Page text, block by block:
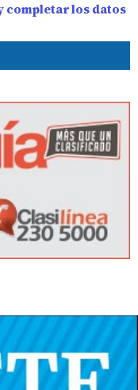
completar los datos